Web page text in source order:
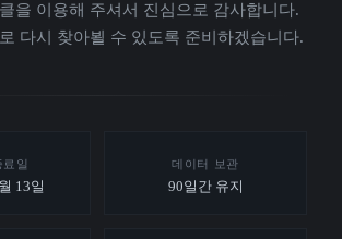
을 이용해 주셔서 진심으로 감사합니다.
다시 찾아뵐 수 있도록 준비하겠습니다.
료일
13일
데이터 보관
90일간 유지